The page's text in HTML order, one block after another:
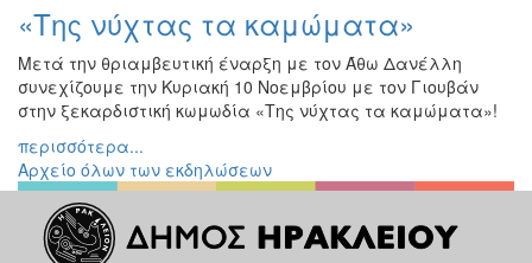
για
Παιδιά
Άλλες
Εκδηλώσεις
ΤΟΠΟΣ
«Της νύχτας τα καμώματα»
Μετά την θριαμβευτική έναρξη με τον Άθω Δανέλλη
συνεχίζουμε την Κυριακή 10 Νοεμβρίου με τον Γιουβάν
στην ξεκαρδιστική κωμωδία «Της νύχτας τα καμώματα»!
περισσότερα...
Αρχείο όλων των εκδηλώσεων